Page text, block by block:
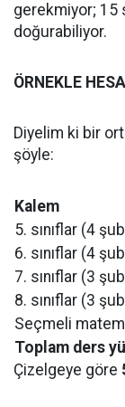
gerekmiyor; 15
doğurabiliyor.
ÖRNEKLE
Diyelim ki bir
şöyle:
Kalem
5. sınıflar (4
6. sınıflar (4
7. sınıflar (3
8. sınıflar (3
Seçmeli
Toplam ders
Çizelgeye göre